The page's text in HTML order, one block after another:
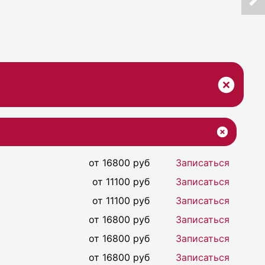
от 16800 руб
Записаться
от 11100 руб
Записаться
от 11100 руб
Записаться
от 16800 руб
Записаться
от 16800 руб
Записаться
от 16800 руб
Записаться